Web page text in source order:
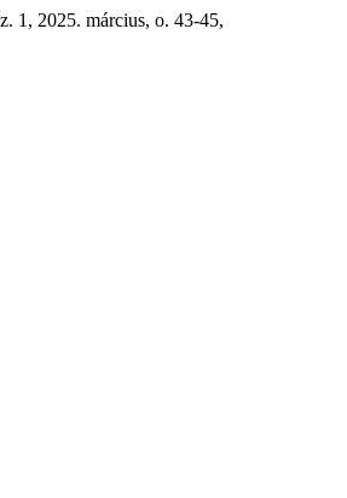
1, 2025. március, o. 43-45,